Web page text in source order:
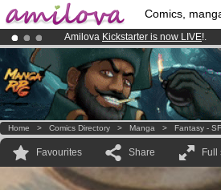
Comics,
Amilova Kickstarter is now LIVE!.
Already 134393membersand
Premium membership from3.95
Home > Comics Directory > Manga > Fantasy - SF
Favourites Share Full